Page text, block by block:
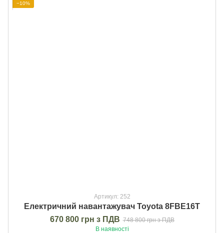
−10%
Артикул: 252
Електричний навантажувач Toyota 8FBE16Т
670 800 грн з ПДВ 748 800 грн з ПДВ
В наявності